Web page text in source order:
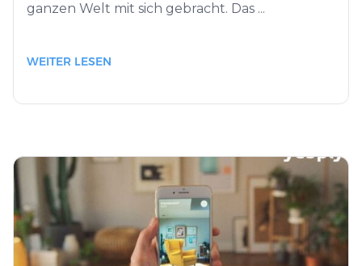
ganzen Welt mit sich gebracht. Das ...
WEITER LESEN